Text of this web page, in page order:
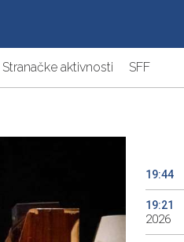
Stranačke aktivnosti SFF
19:44
19:21
2026